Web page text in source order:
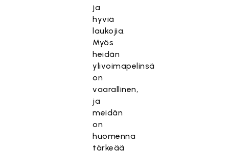
ja
hyviä
laukojia.
Myös
heidän
ylivoimapelinsä
on
vaarallinen,
ja
meidän
on
huomenna
tärkeää